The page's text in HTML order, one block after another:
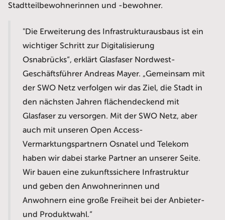
Stadtteilbewohnerinnen und -bewohner.
"Die Erweiterung des Infrastrukturausbaus ist ein
wichtiger Schritt zur Digitalisierung
Osnabrücks“, erklärt Glasfaser Nordwest-
Geschäftsführer Andreas Mayer. „Gemeinsam mit
der SWO Netz verfolgen wir das Ziel, die Stadt in
den nächsten Jahren flächendeckend mit
Glasfaser zu versorgen. Mit der SWO Netz, aber
auch mit unseren Open Access-
Vermarktungspartnern Osnatel und Telekom
haben wir dabei starke Partner an unserer Seite.
Wir bauen eine zukunftssichere Infrastruktur
und geben den Anwohnerinnen und
Anwohnern eine große Freiheit bei der Anbieter-
und Produktwahl.“